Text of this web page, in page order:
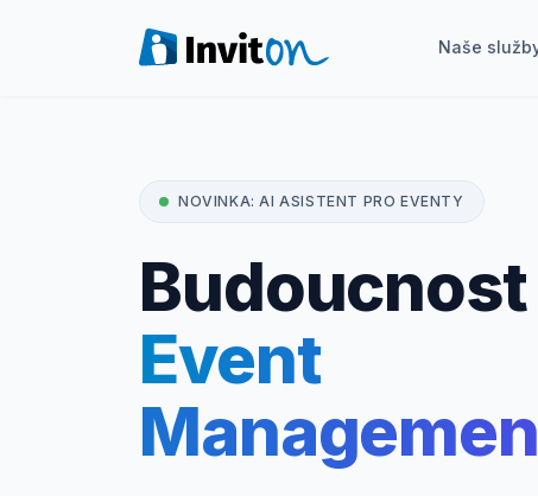
Naše
Blog
FAQ
Kontakt
Přepnout na tmavý režim
NOVINKA: AI ASISTENT PRO EVENTY
Budoucnost
Event